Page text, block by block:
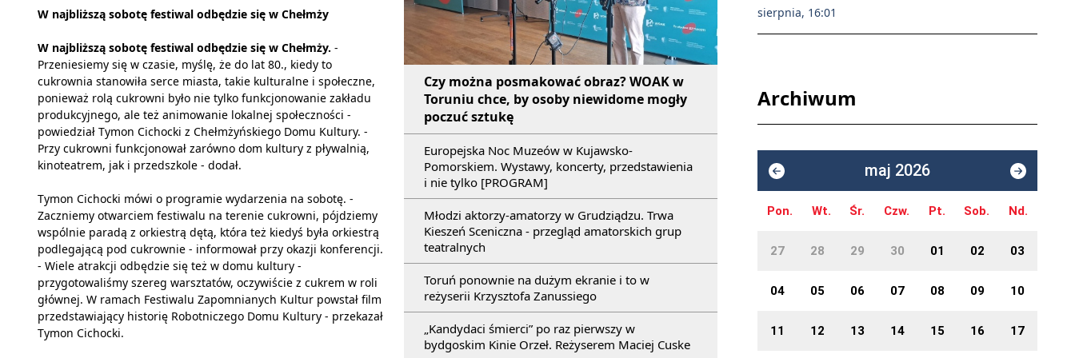
Czy można posmakować obraz? WOAK w
Toruniu chce, by osoby niewidome mogły
poczuć sztukę
Europejska Noc Muzeów w Kujawsko-
Pomorskiem. Wystawy, koncerty, przedstawienia
i nie tylko [PROGRAM]
Młodzi aktorzy-amatorzy w Grudziądzu. Trwa
Kieszeń Sceniczna - przegląd amatorskich grup
teatralnych
Toruń ponownie na dużym ekranie i to w
reżyserii Krzysztofa Zanussiego
„Kandydaci śmierci” po raz pierwszy w
bydgoskim Kinie Orzeł. Reżyserem Maciej Cuske
W najbliższą sobotę festiwal odbędzie się w Chełmży
W najbliższą sobotę festiwal odbędzie się w Chełmży. -
Przeniesiemy się w czasie, myślę, że do lat 80., kiedy to
cukrownia stanowiła serce miasta, takie kulturalne i społeczne,
ponieważ rolą cukrowni było nie tylko funkcjonowanie zakładu
produkcyjnego, ale też animowanie lokalnej społeczności -
powiedział Tymon Cichocki z Chełmżyńskiego Domu Kultury. -
Przy cukrowni funkcjonował zarówno dom kultury z pływalnią,
kinoteatrem, jak i przedszkole - dodał.
Tymon Cichocki mówi o programie wydarzenia na sobotę. -
Zaczniemy otwarciem festiwalu na terenie cukrowni, pójdziemy
wspólnie paradą z orkiestrą dętą, która też kiedyś była orkiestrą
podlegającą pod cukrownie - informował przy okazji konferencji.
- Wiele atrakcji odbędzie się też w domu kultury -
przygotowaliśmy szereg warsztatów, oczywiście z cukrem w roli
głównej. W ramach Festiwalu Zapomnianych Kultur powstał film
przedstawiający historię Robotniczego Domu Kultury - przekazał
Tymon Cichocki.
sierpnia, 16:01
Archiwum
maj 2026
Pon. Wt. Śr. Czw. Pt. Sob. Nd.
27 28 29 30 01 02 03
04 05 06 07 08 09 10
11 12 13 14 15 16 17